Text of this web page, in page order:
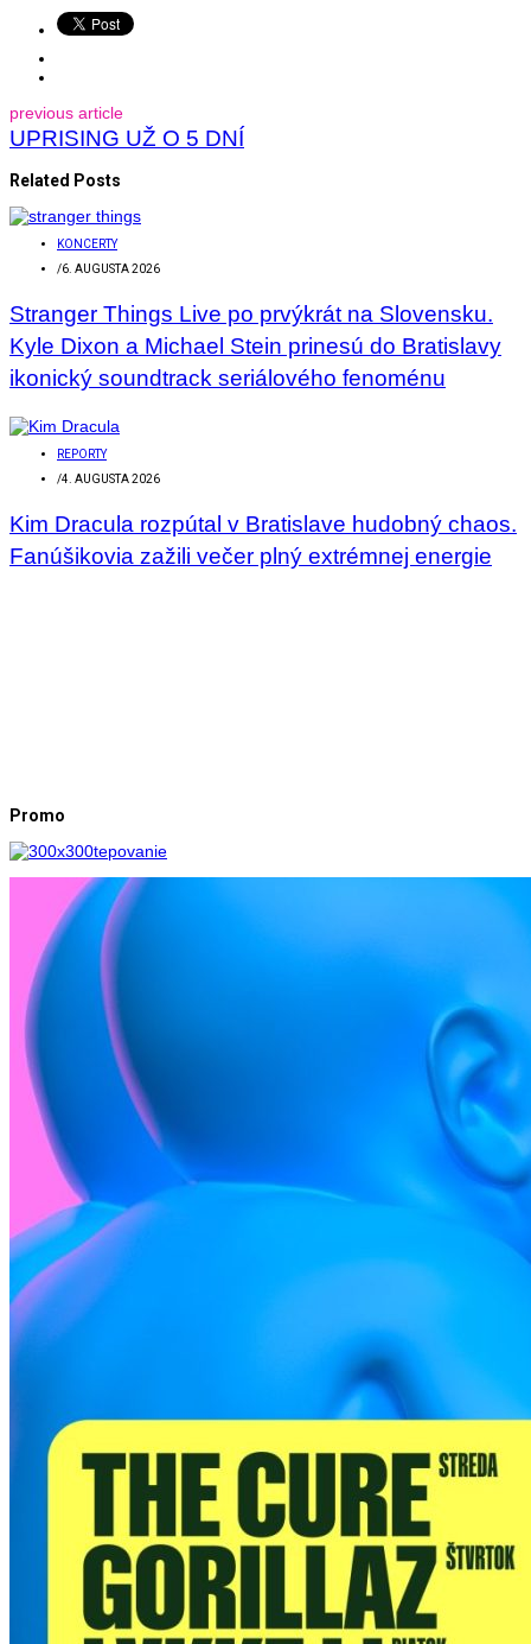
previous article
UPRISING UŽ O 5 DNÍ
Related Posts
KONCERTY
/6. AUGUSTA 2026
Stranger Things Live po prvýkrát na Slovensku.
Kyle Dixon a Michael Stein prinesú do Bratislavy
ikonický soundtrack seriálového fenoménu
REPORTY
/4. AUGUSTA 2026
Kim Dracula rozpútal v Bratislave hudobný chaos.
Fanúšikovia zažili večer plný extrémnej energie
Promo